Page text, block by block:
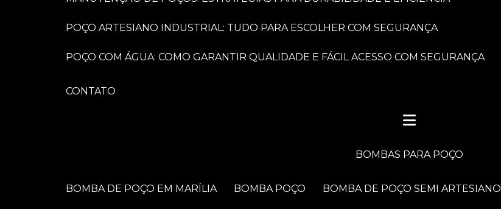
POÇO ARTESIANO INDUSTRIAL: TUDO PARA ESCOLHER COM SEGURANÇA
POÇO COM ÁGUA: COMO GARANTIR QUALIDADE E FÁCIL ACESSO COM SEGURANÇA
CONTATO
BOMBAS PARA POÇO
BOMBA DE POÇO EM MARÍLIA BOMBA POÇO BOMBA DE POÇO SEMI ARTESIANO